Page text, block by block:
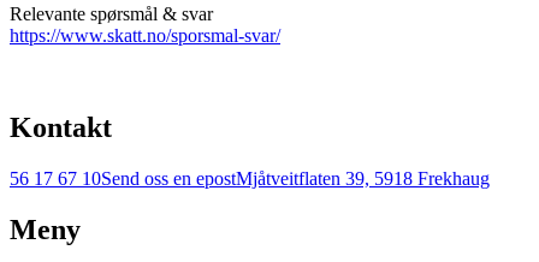
Relevante spørsmål & svar
https://www.skatt.no/sporsmal-svar/
Kontakt
56 17 67 10Send oss en epostMjåtveitflaten 39, 5918 Frekhaug
Meny